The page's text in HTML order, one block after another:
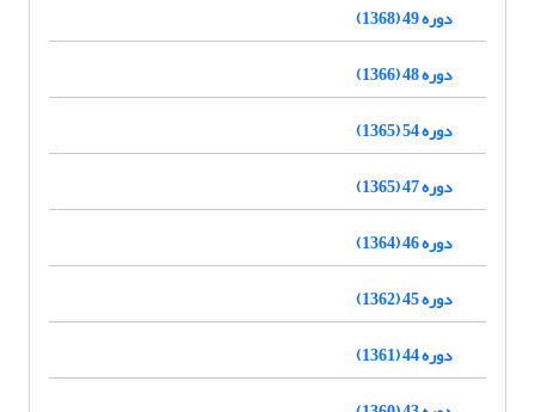
دوره 49 (1368)
دوره 48 (1366)
دوره 54 (1365)
دوره 47 (1365)
دوره 46 (1364)
دوره 45 (1362)
دوره 44 (1361)